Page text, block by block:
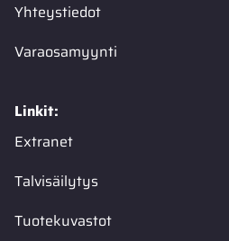
Yhteystiedot
Varaosamyynti
Linkit:
Extranet
Talvisäilytys
Tuotekuvastot